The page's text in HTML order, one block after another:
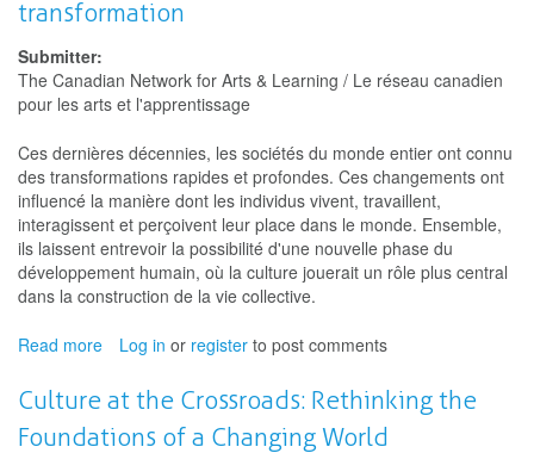
transformation
Submitter:
The Canadian Network for Arts & Learning / Le réseau canadien
pour les arts et l'apprentissage
Ces dernières décennies, les sociétés du monde entier ont connu
des transformations rapides et profondes. Ces changements ont
influencé la manière dont les individus vivent, travaillent,
interagissent et perçoivent leur place dans le monde. Ensemble,
ils laissent entrevoir la possibilité d'une nouvelle phase du
développement humain, où la culture jouerait un rôle plus central
dans la construction de la vie collective.
Read more about
culture
à
la
Log in or register to post comments
Culture at the Crossroads: Rethinking the
Foundations of a Changing World